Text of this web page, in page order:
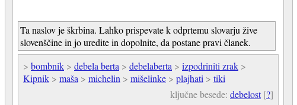
Ta naslov je škrbina. Lahko prispevate k odprtemu slovarju žive
slovenščine in jo uredite in dopolnite, da postane pravi članek.
> bombnik > debela berta > debelaberta > izpodriniti zrak >
Kipnik > maša > michelin > mišelinke > plajhati > tiki
ključne besede: debelost[?]